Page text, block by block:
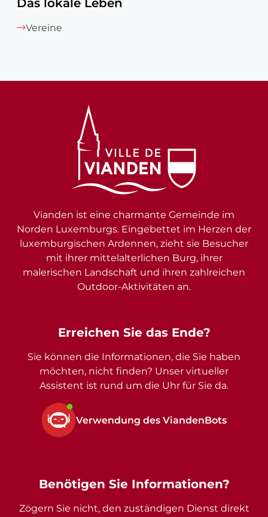
Das lokale Leben
Vereine
Erreichen Sie das Ende?
Sie können die Informationen, die Sie haben
möchten, nicht finden? Unser virtueller
Assistent ist rund um die Uhr für Sie da.
Verwendung des ViandenBots
Vianden ist eine charmante Gemeinde im
Norden Luxemburgs. Eingebettet im Herzen der
luxemburgischen Ardennen, zieht sie Besucher
mit ihrer mittelalterlichen Burg, ihrer
malerischen Landschaft und ihren zahlreichen
Outdoor-Aktivitäten an.
Benötigen Sie Informationen?
Zögern Sie nicht, den zuständigen Dienst direkt